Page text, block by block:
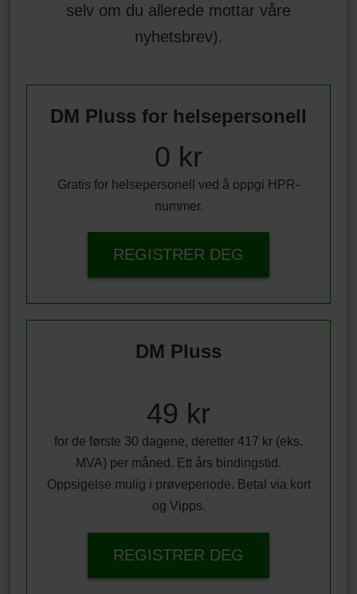
selv om du allerede mottar våre
nyhetsbrev).
DM Pluss for helsepersonell
0 kr
Gratis for helsepersonell ved å oppgi HPR-
nummer.
REGISTRER DEG
DM Pluss
49 kr
for de første 30 dagene, deretter 417 kr (eks.
MVA) per måned. Ett års bindingstid.
Oppsigelse mulig i prøveperiode. Betal via kort
og Vipps.
REGISTRER DEG